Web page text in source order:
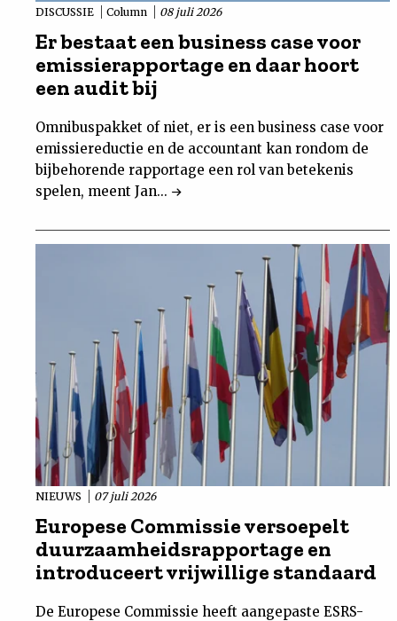
DISCUSSIE Column 08 juli 2026
Er bestaat een business case voor
emissierapportage en daar hoort
een audit bij
Omnibuspakket of niet, er is een business case voor
emissiereductie en de accountant kan rondom de
bijbehorende rapportage een rol van betekenis
spelen, meent Jan...
NIEUWS 07 juli 2026
Europese Commissie versoepelt
duurzaamheidsrapportage en
introduceert vrijwillige standaard
De Europese Commissie heeft aangepaste ESRS-